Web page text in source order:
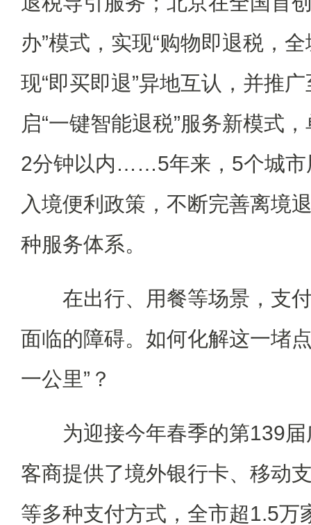
办”模式，实现“购物即退税，
现“即买即退”异地互认，并推
启“一键智能退税”服务新模式
2分钟以内……5年来，5个城市
入境便利政策，不断完善离境
种服务体系。
在出行、用餐等场景，支付
面临的障碍。如何化解这一堵
一公里”？
为迎接今年春季的第139届
客商提供了境外银行卡、移动
等多种支付方式，全市超1.5万